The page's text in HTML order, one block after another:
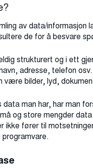
av data/
de for å besvare
strukturert og i ett
adresse, telefon
bilder, lyd,
data man har, har man
og store mengder
ikke fører til